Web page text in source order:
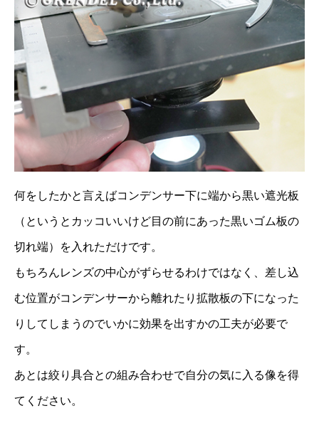
何をしたかと言えばコンデンサー下に端から黒い遮光板
（というとカッコいいけど目の前にあった黒いゴム板の
切れ端）を入れただけです。
もちろんレンズの中心がずらせるわけではなく、差し込
む位置がコンデンサーから離れたり拡散板の下になった
りしてしまうのでいかに効果を出すかの工夫が必要で
す。
あとは絞り具合との組み合わせで自分の気に入る像を得
てください。